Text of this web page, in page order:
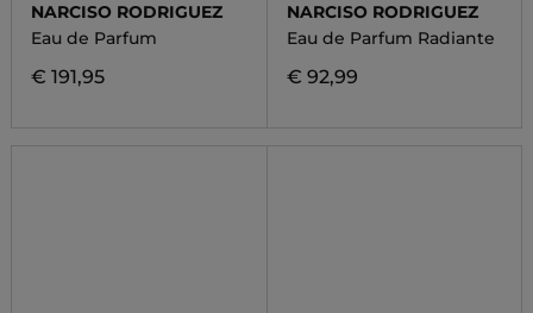
NARCISO RODRIGUEZ
Eau de Parfum
€ 191,95
NARCISO RODRIGUEZ
Eau de Parfum Radiante
€ 92,99